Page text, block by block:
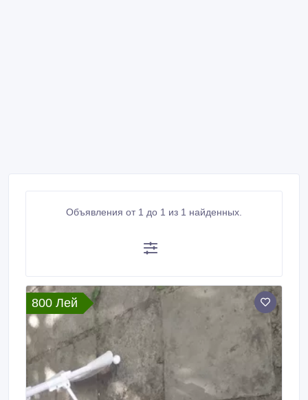
Объявления от 1 до 1 из 1 найденных.
800 Лей